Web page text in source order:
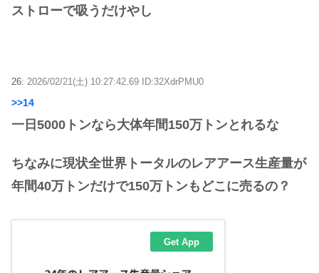
ストローで吸うだけやし
26: 2026/02/21(土) 10:27:42.69 ID:32XdrPMU0
>>14
一日5000トンなら大体年間150万トンとれるな
ちなみに現状全世界トータルのレアアース生産量が
年間40万トンだけで150万トンもどこに売るの？